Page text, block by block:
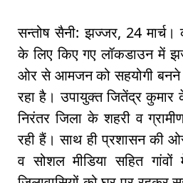
सन्तोष सैनी: झज्जर, 24 मार्च।
के लिए किए गए लॉकडाउन में
ओर से आमजन को सहयोगी बनने
रहा है। उपायुक्त जितेंद्र कुमार
निरंतर जिला के शहरी व
रही हैं। साथ ही प्रशासन की
व सोशल मीडिया सहित